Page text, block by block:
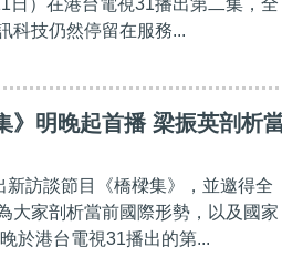
日）在港台電視31播出第二集，全
科技仍然停留在服務...
》明晚起首播 梁振英剖析
訪談節目《橋樑集》，並邀得全
大家剖析當前國際形勢，以及國家
於港台電視31播出的第...